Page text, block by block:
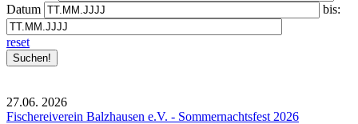
Datum
bis:
reset
27.06. 2026
Fischereiverein Balzhausen e.V. - Sommernachtsfest 2026